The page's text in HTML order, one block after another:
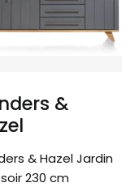
&
& Hazel Jardin
230 cm